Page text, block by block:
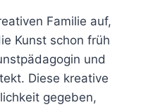
Familie auf,
Kunst schon früh
und
Diese kreative
gegeben,